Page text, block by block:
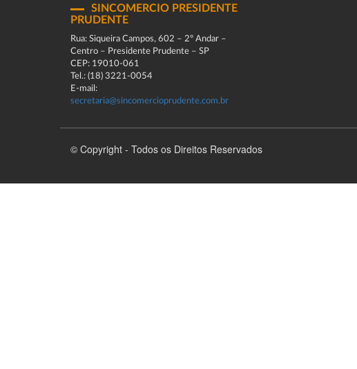
SINCOMERCIO PRESIDENTE
PRUDENTE
Rua: Siqueira Campos, 602 – 2º Andar –
Centro – Presidente Prudente – SP
CEP: 19010-061
Tel.: (18) 3221-0054
E-mail:
secretaria@sincomercioprudente.com.br
© Copyright - Todos os Direitos Reservados